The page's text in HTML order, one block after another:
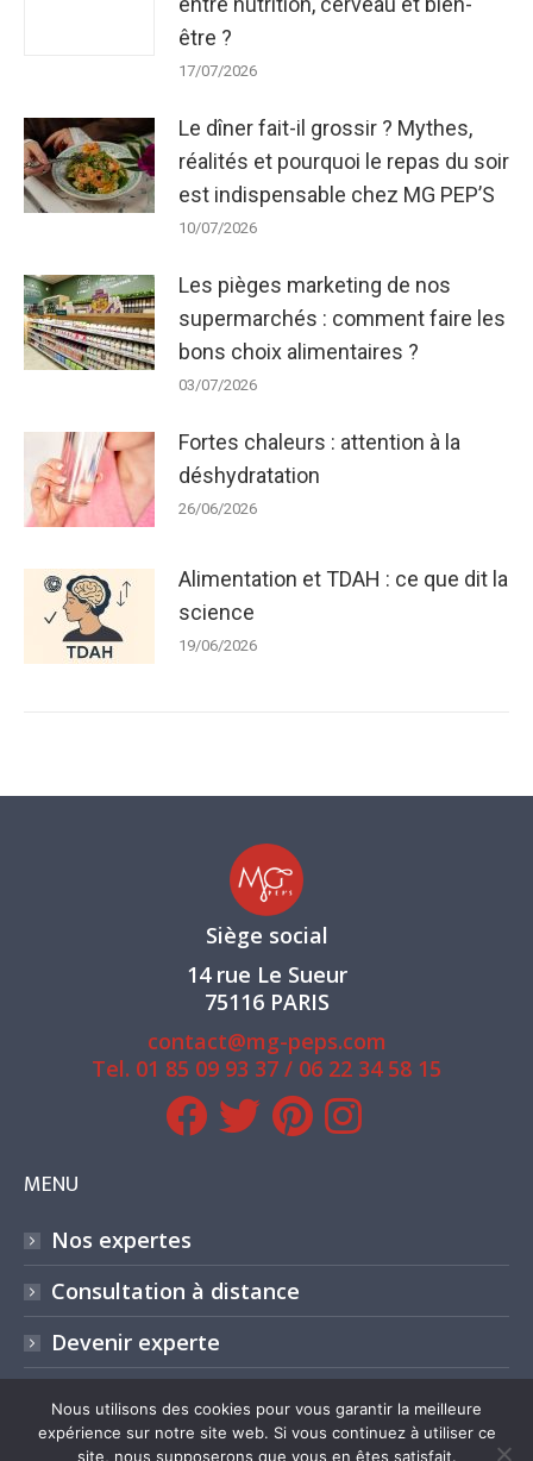
être ?
17/07/2026
Le dîner fait-il grossir ? Mythes,
réalités et pourquoi le repas du soir
est indispensable chez MG PEP’S
10/07/2026
Les pièges marketing de nos
supermarchés : comment faire les
bons choix alimentaires ?
03/07/2026
Fortes chaleurs : attention à la
déshydratation
26/06/2026
Alimentation et TDAH : ce que dit la
science
19/06/2026
Siège social
14 rue Le Sueur
75116 PARIS
contact@mg-peps.com
Tel. 01 85 09 93 37 / 06 22 34 58 15
MENU
Nos expertes
Consultation à distance
Devenir experte
Nous utilisons des cookies pour vous garantir la meilleure
expérience sur notre site web. Si vous continuez à utiliser ce
site, nous supposerons que vous en êtes satisfait.